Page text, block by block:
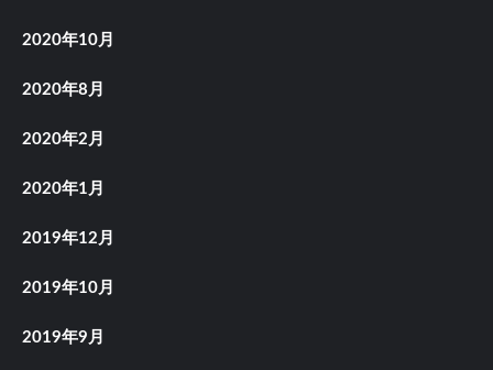
2020年10月
2020年8月
2020年2月
2020年1月
2019年12月
2019年10月
2019年9月